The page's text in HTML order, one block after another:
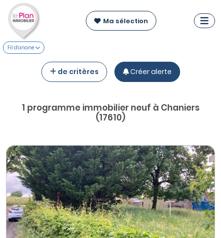
Ma sélection
Fil d'ariane
de critères Créer alerte
1 programme immobilier neuf à Chaniers
(17610)